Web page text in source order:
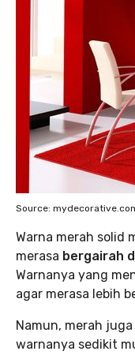
Source:
Warna merah solid
merasa bergairah
Warnanya yang
agar merasa lebih
Namun, merah
warnanya sedikit